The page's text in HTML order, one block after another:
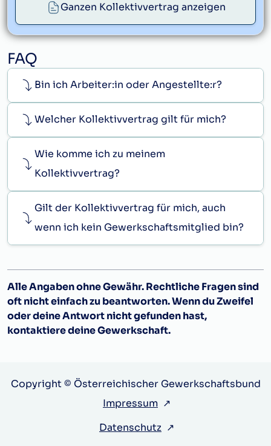
Ganzen Kollektivvertrag anzeigen
service@gpa.at
FAQ
Bin ich Arbeiter:in oder Angestellte:r?
Welcher Kollektivvertrag gilt für mich?
Wie komme ich zu meinem
Kollektivvertrag?
Gilt der Kollektivvertrag für mich, auch
wenn ich kein Gewerkschaftsmitglied bin?
Alle Angaben ohne Gewähr. Rechtliche Fragen sind
oft nicht einfach zu beantworten. Wenn du Zweifel
oder deine Antwort nicht gefunden hast,
kontaktiere deine Gewerkschaft.
Copyright © Österreichischer Gewerkschaftsbund
Impressum ↗
Datenschutz ↗